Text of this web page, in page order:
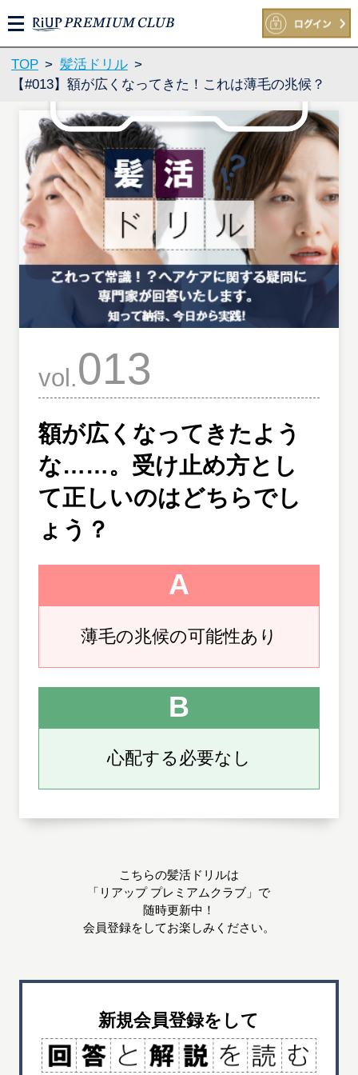
M
N
U
TOP > 髪活ドリル >
【#013】額が広くなってきた！これは薄毛の兆候？
vol.013
額が広くなってきたよう
な……。 受け止め方とし
て正しいのはどちらでし
ょう？
A
薄毛の兆候の可能性あり
B
心配する必要なし
こちらの髪活ドリルは
「リアップ プレミアムクラブ」で
随時更新中！
会員登録をしてお楽しみください。
新規会員登録をして